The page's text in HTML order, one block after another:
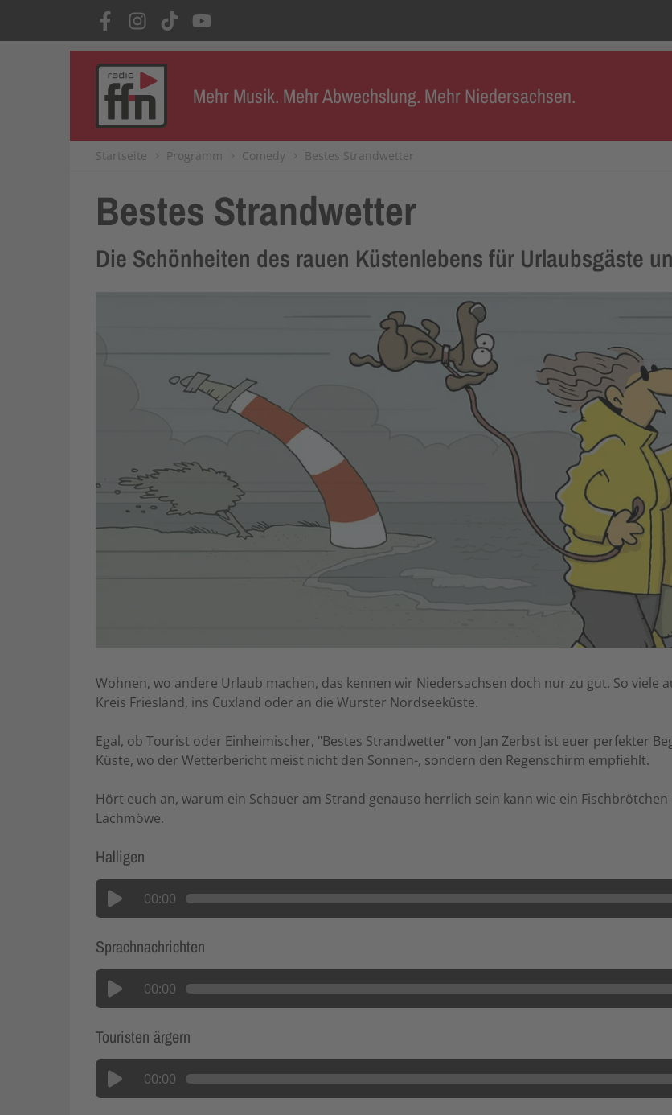
Mehr Musik. Mehr Abwechslung. Mehr Niedersachsen.
Startseite Programm Comedy Bestes Strandwetter
Bestes Strandwetter
Die Schönheiten des rauen Küstenlebens für Urlaubsgäste
Wohnen, wo andere Urlaub machen, das kennen wir Niedersachsen doch nur zu gut. So viele
Kreis Friesland, ins Cuxland oder an die Wurster Nordseeküste.
Egal, ob Tourist oder Einheimischer, "Bestes Strandwetter" von Jan Zerbst ist euer perfekter
Küste, wo der Wetterbericht meist nicht den Sonnen-, sondern den Regenschirm empfiehlt.
Hört euch an, warum ein Schauer am Strand genauso herrlich sein kann wie ein
Lachmöwe.
Halligen
00:00
Sprachnachrichten
00:00
Touristen ärgern
00:00